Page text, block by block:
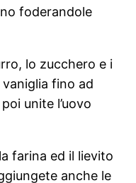
foderandole
lo zucchero e i
fino ad
unite l’uovo
farina ed il lievito
anche le